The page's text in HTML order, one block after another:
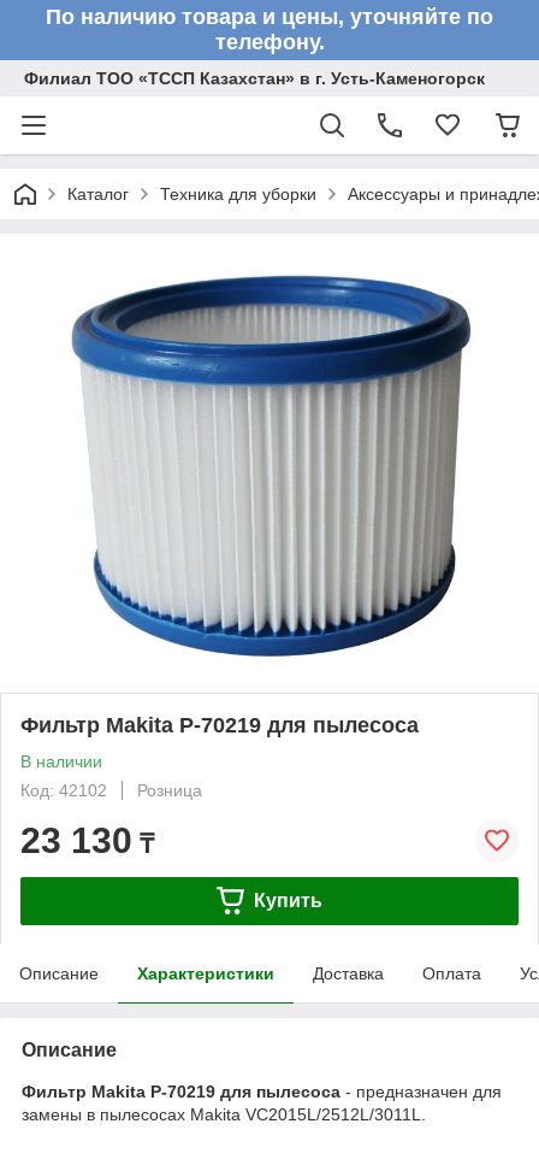
По наличию товара и цены, уточняйте по
телефону.
Филиал ТОО «ТССП Казахстан» в г. Усть-Каменогорск
Каталог Техника для уборки Аксессуары и
Фильтр Makita P-70219 для пылесоса
В наличии
Код: 42102
Розница
23 130 ₸
Купить
Описание Характеристики Доставка Оплата
Описание
Фильтр Makita P-70219 для пылесоса - предназначен для
замены в пылесосах Makita VC2015L/2512L/3011L.